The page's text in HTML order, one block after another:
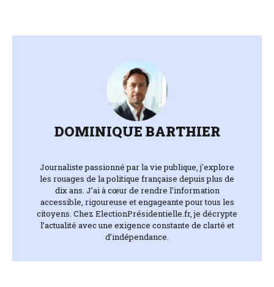
DOMINIQUE BARTHIER
Journaliste passionné par la vie publique, j'explore
les rouages de la politique française depuis plus de
dix ans. J’ai à cœur de rendre l'information
accessible, rigoureuse et engageante pour tous les
citoyens. Chez ElectionPrésidentielle.fr, je décrypte
l’actualité avec une exigence constante de clarté et
d’indépendance.